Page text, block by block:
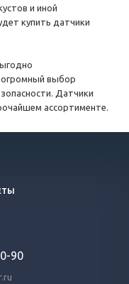
и иной
купить датчики
выбор
Датчики
ассортименте.
90